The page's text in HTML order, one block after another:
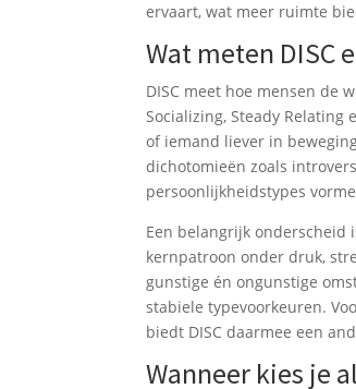
ervaart, wat meer ruimte
Wat meten DISC
DISC meet hoe mensen de
Socializing, Steady
of iemand liever in
dichotomieën zoals
persoonlijkheidstypes
Een belangrijk onderscheid
kernpatroon onder druk,
gunstige én ongunstige
stabiele typevoorkeuren.
biedt DISC daarmee een
Wanneer kies je